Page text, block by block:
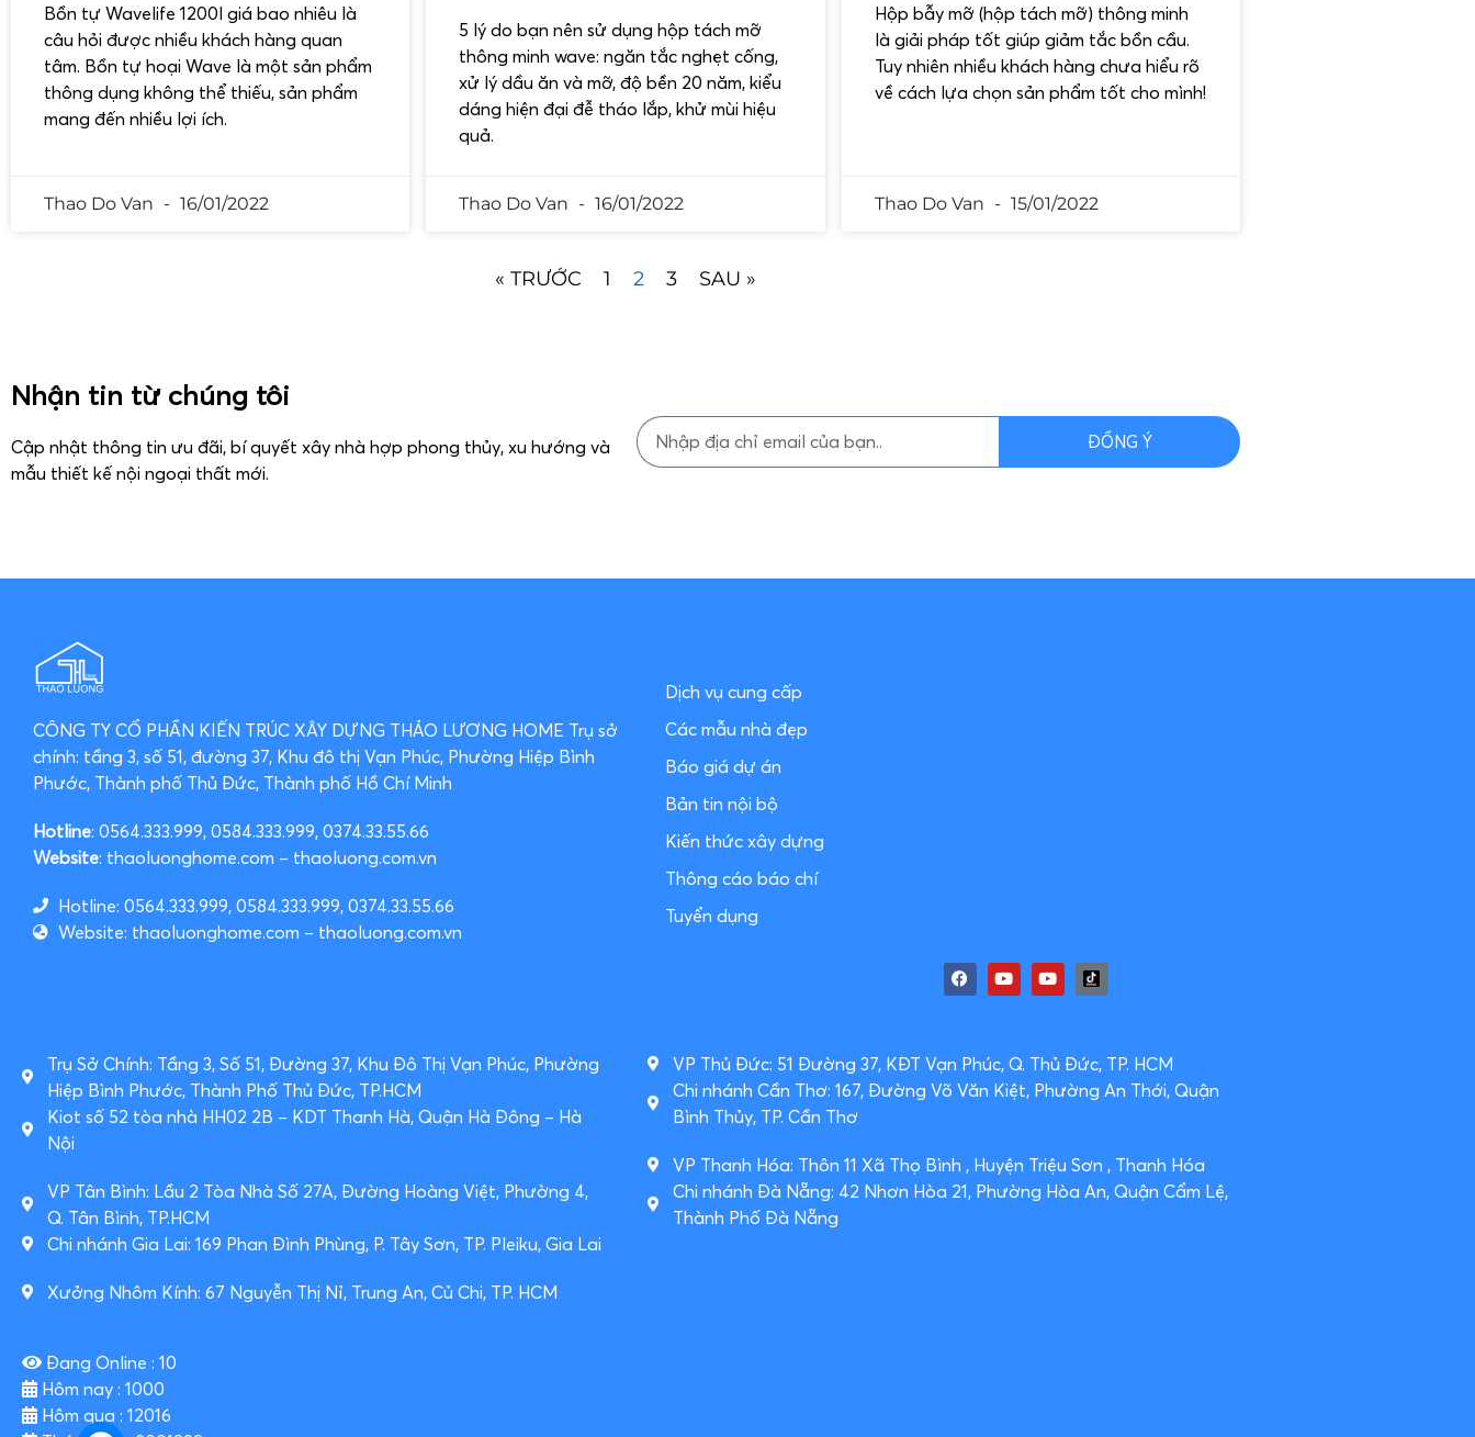
Bồn tự Wavelife 1200l giá bao nhiêu là
câu hỏi được nhiều khách hàng quan
tâm. Bồn tự hoại Wave là một sản phẩm
thông dụng không thể thiếu, sản phẩm
mang đến nhiều lợi ích.
Thao Do Van 16/01/2022
5 lý do bạn nên sử dụng hộp tách mỡ
thông minh wave: ngăn tắc nghẹt cống,
xử lý dầu ăn và mỡ, độ bền 20 năm, kiểu
dáng hiện đại đễ tháo lắp, khử mùi hiệu
quả.
Thao Do Van 16/01/2022
Hộp bẫy mỡ (hộp tách mỡ) thông minh
là giải pháp tốt giúp giảm tắc bồn cầu.
Tuy nhiên nhiều khách hàng chưa hiểu rõ
về cách lựa chọn sản phẩm tốt cho mình!
Thao Do Van 15/01/2022
« TRƯỚC 1 2 3 SAU »
Nhận tin từ chúng tôi
Cập nhật thông tin ưu đãi, bí quyết xây nhà hợp phong thủy, xu hướng và
mẫu thiết kế nội ngoại thất mới.
ĐỒNG Ý
CÔNG TY CỔ PHẦN KIẾN TRÚC XÂY DỰNG THẢO LƯƠNG HOME Trụ sở
chính: tầng 3, số 51, đường 37, Khu đô thị Vạn Phúc, Phường Hiệp Bình
Phước, Thành phố Thủ Đức, Thành phố Hồ Chí Minh
Hotline: 0564.333.999, 0584.333.999, 0374.33.55.66
Website: thaoluonghome.com – thaoluong.com.vn
Hotline: 0564.333.999, 0584.333.999, 0374.33.55.66
Website: thaoluonghome.com – thaoluong.com.vn
Dịch vụ cung cấp
Các mẫu nhà đẹp
Báo giá dự án
Bản tin nội bộ
Kiến thức xây dựng
Thông cáo báo chí
Tuyển dụng
Trụ Sở Chính: Tầng 3, Số 51, Đường 37, Khu Đô Thị Vạn Phúc, Phường
Hiệp Bình Phước, Thành Phố Thủ Đức, TP.HCM
Kiot số 52 tòa nhà HH02 2B – KDT Thanh Hà, Quận Hà Đông – Hà
Nội
VP Tân Bình: Lầu 2 Tòa Nhà Số 27A, Đường Hoàng Việt, Phường 4,
Q. Tân Bình, TP.HCM
Chi nhánh Gia Lai: 169 Phan Đình Phùng, P. Tây Sơn, TP. Pleiku, Gia Lai
Xưởng Nhôm Kính: 67 Nguyễn Thị Nỉ, Trung An, Củ Chi, TP. HCM
VP Thủ Đức: 51 Đường 37, KĐT Vạn Phúc, Q. Thủ Đức, TP. HCM
Chi nhánh Cần Thơ: 167, Đường Võ Văn Kiệt, Phường An Thới, Quận
Bình Thủy, TP. Cần Thơ
VP Thanh Hóa: Thôn 11 Xã Thọ Bình , Huyện Triệu Sơn , Thanh Hóa
Chi nhánh Đà Nẵng: 42 Nhơn Hòa 21, Phường Hòa An, Quận Cẩm Lệ,
Thành Phố Đà Nẵng
Đang Online : 10
Hôm nay : 1000
Hôm qua : 12016